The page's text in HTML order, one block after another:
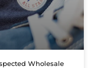
Wholesale